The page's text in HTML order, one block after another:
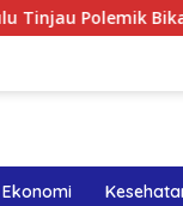
Bika Coffee,
Ekonomi